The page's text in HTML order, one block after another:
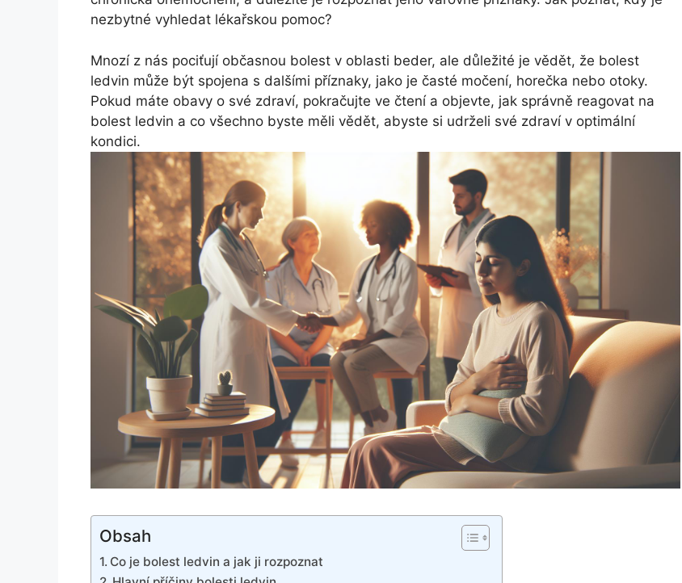
nezbytné vyhledat lékařskou pomoc?
Mnozí z nás pociťují občasnou bolest v oblasti beder, ale důležité je vědět, že bolest
ledvin může být spojena s dalšími příznaky, jako je časté močení, horečka nebo otoky.
Pokud máte obavy o své zdraví, pokračujte ve čtení a objevte, jak správně reagovat na
bolest ledvin a co všechno byste měli vědět, abyste si udrželi své zdraví v optimální
kondici.
Obsah
Co je bolest ledvin a jak ji rozpoznat